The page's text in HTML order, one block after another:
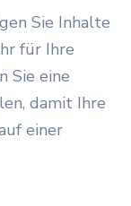
Sie Inhalte
für Ihre
Sie eine
damit Ihre
einer